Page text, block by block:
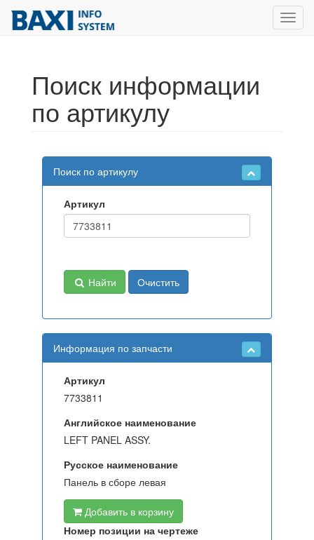
Поиск информации
по артикулу
Поиск по артикулу
Артикул
Найти Очистить
Информация по запчасти
Артикул
7733811
Английское наименование
LEFT PANEL ASSY.
Русское наименование
Панель в сборе левая
Добавить в корзину
Номер позиции на чертеже